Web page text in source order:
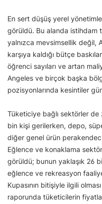
En sert düşüş yerel
görüldü. Bu alanda istihdam
yalnızca mevsimsellik değil,
karşıya kaldığı bütçe
öğrenci sayıları ve artan
Angeles ve birçok başka
pozisyonlarında kesintiler
Tüketiciye bağlı sektörler de
bin kişi gerilerken, depo,
diğer genel ürün
Eğlence ve konaklama
görüldü; bunun yaklaşık 26
eğlence ve rekreasyon
Kupasının bitişiyle ilgili
raporunda tüketicilerin